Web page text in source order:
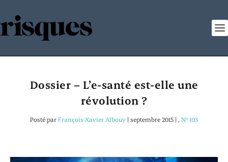
Dossier – L’e-santé est-elle une
révolution ?
Posté parFrançois-Xavier Albouy |septembre 2015 | , N° 103